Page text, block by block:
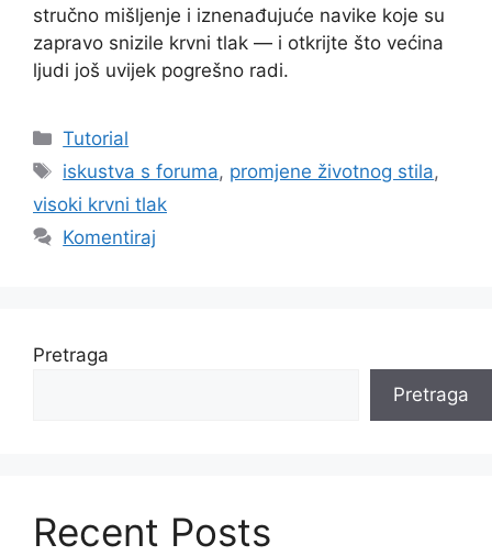
stručno mišljenje i iznenađujuće navike koje su
zapravo snizile krvni tlak — i otkrijte što većina
ljudi još uvijek pogrešno radi.
Kategorije
Tutorial
Oznake
iskustva s foruma, promjene životnog stila,
visoki krvni tlak
Komentiraj
Pretraga
Pretraga
Recent Posts